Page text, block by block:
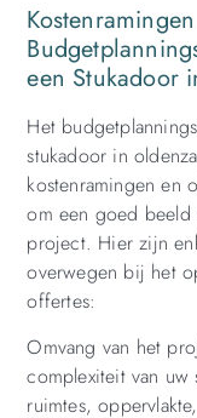
een Stukadoor
Het
stukadoor in
kostenramingen en
om een goed beeld
project. Hier zijn
overwegen bij het
offertes:
Omvang van het
complexiteit van uw
ruimtes,